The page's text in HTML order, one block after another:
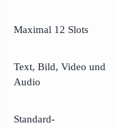
Maximal 12 Slots
Text, Bild, Video und
Audio
Standard-